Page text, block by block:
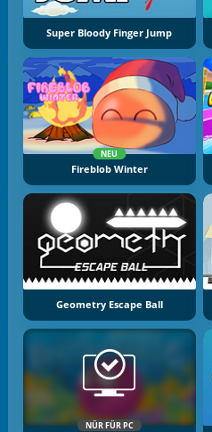
Super Bloody Finger Jump
NEU
Fireblob Winter
Geometry Escape Ball
NÜR FÜR PC